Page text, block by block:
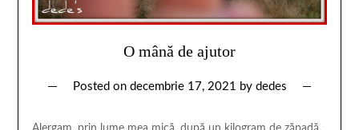
O mână de ajutor
Posted on decembrie 17, 2021 by dedes